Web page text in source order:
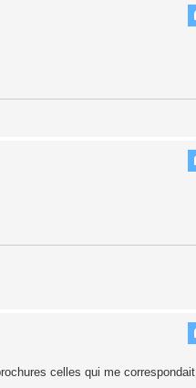
celles qui me correspondait